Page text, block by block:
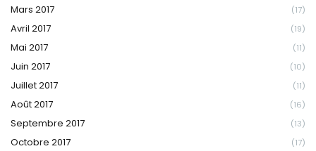
Mars 2017 (17)
Avril 2017 (19)
Mai 2017 (11)
Juin 2017 (10)
Juillet 2017 (11)
Août 2017 (16)
Septembre 2017 (13)
Octobre 2017 (17)